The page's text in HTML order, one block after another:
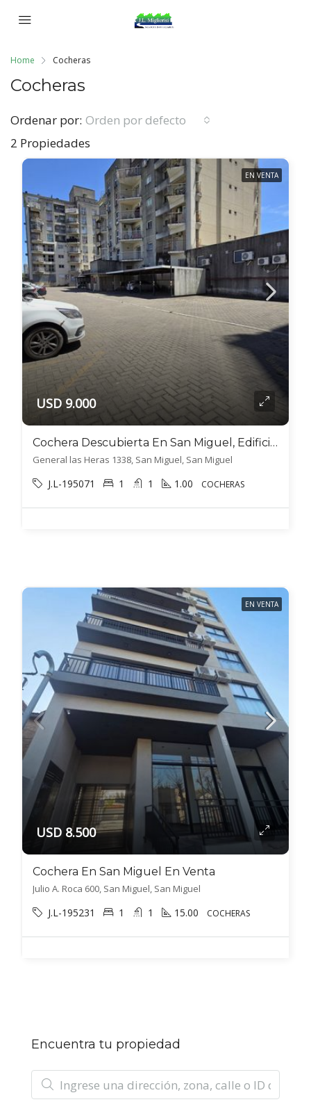
Home Cocheras
Cocheras
2 Propiedades
Ordenar por: Orden por defecto
EN VENTA
USD 9.000
Cochera Descubierta En San Miguel, Edificio Nuevo Centro ,a Media Cuadra De Domingo Faustino Sarmiento, Y A 1 Cuadra Y Media De Av. Pte. J. D. Perón
General las Heras 1338, San Miguel, San Miguel
J.L-195071 1 1 1.00 COCHERAS
EN VENTA
USD 8.500
Cochera En San Miguel En Venta
Julio A. Roca 600, San Miguel, San Miguel
J.L-195231 1 1 15.00 COCHERAS
Encuentra tu propiedad